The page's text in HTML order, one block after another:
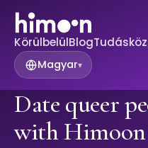
KörülbelülBlog
Magyar▾
Date queer
with Himoon